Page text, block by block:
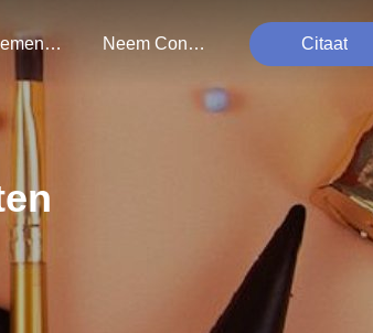
Evenementen Neem Contact Met Ons Op Citaat